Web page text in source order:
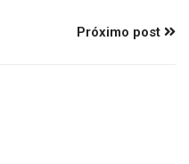
Próximo post